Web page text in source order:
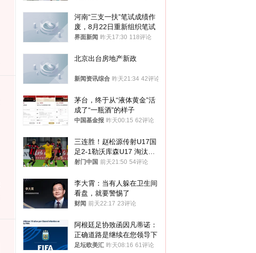
河南“三支一扶”笔试成绩作
废，8月22日重新组织笔试
界面新闻 昨天17:30 118评论
北京出台房地产新政
新闻资讯综合 昨天21:34 42评论
茅台，终于从“液体黄金”活
成了“一瓶酒”的样子
中国基金报 昨天00:15 62评论
三连胜！赵松源传射U17国
足2-1勒沃库森U17 淘汰赛
将战河床
射门中国 前天21:50 54评论
李大霄：当有人躲在卫生间
看盘，就要警惕了
财闻 前天22:17 23评论
阿根廷足协致函因凡蒂诺：
正确道路是继续在您领导下
足坛欧美汇 昨天08:16 61评论